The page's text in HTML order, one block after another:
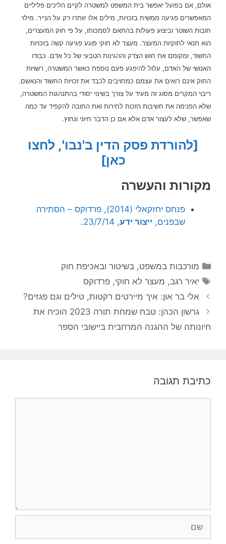
אולם, אם בפועל יאפשר בית המשפט למשטרה לקיים הליכים פליליים
המאפשרים פגיעה ממשית בזכויות, מילים אלו יוותרו רק על הנייר. מילוי
חובות השוטר וביצוע פעולות בהתאם לסמכותו, על פי חוק המעצרים,
הוא תנאי לחוקיות המעצר. מעצר לא חוקי פוגע פגיעה קשה בזכויות
החשוד, ומקומם את חוש הצדק וההגינות הטבעי של כל אדם. כבודו
האנושי של האדם, עלול להיפגע פעם נוספת כאשר המשטרה, רשויות
החוק אינם רואים את עצמם כמחויבים לכבד את זכויות החשוד והנאשם.
ריבוי המקרים מסוג זה מעיד על צורך בשינוי יסודי בהתנהגות המשטרה,
שלא הפנימה את חשיבות הזכות לחירות ואת החובה להקפיד עד כמה
שאפשר, שלא לעצור אדם אלא אם כן הדבר חיוני ונחוץ.
[להורדת פסק הדין ב'נבו', לחצו
כאן]
מקורות והעשרה
פנחס יחזקאלי (2014), פרדוקס – הסתירה
שבפנים, ייצור ידע, 23/7/14.
קטגוריות
מורכבות במשפט, בשיטור ובאכיפת חוק
תגיות
יאיר רגב, מעצר לא חוקי,פרדוקס
אלי בר און: איך מיירטים רקטות, טילים וגם פגזים?
גרשון הכהן: טבח שמחת תורה 2023 הוכיח את
חיונותה של ההגנה המרחבית ביישובי הספר
כתיבת תגובה